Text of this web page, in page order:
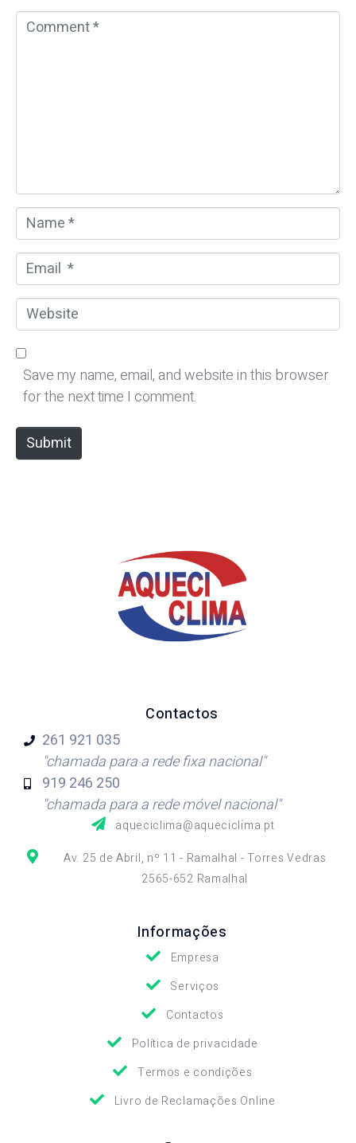
a
m
e
*
m
a
i
l
W
e
b
Save my name, email, and website in this browser
for the next time I comment.
Submit
Contactos
261 921 035
"chamada para a rede fixa nacional"
919 246 250
"chamada para a rede móvel nacional"
aqueciclima@aqueciclima.pt
Av. 25 de Abril, nº 11 - Ramalhal - Torres Vedras
2565-652 Ramalhal
Informações
Empresa
Serviços
Contactos
Política de privacidade
Termos e condições
Livro de Reclamações Online